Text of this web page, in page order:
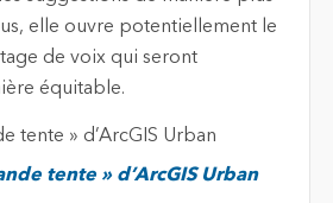
elle ouvre potentiellement le
de voix qui seront
équitable.
tente » d’ArcGIS Urban